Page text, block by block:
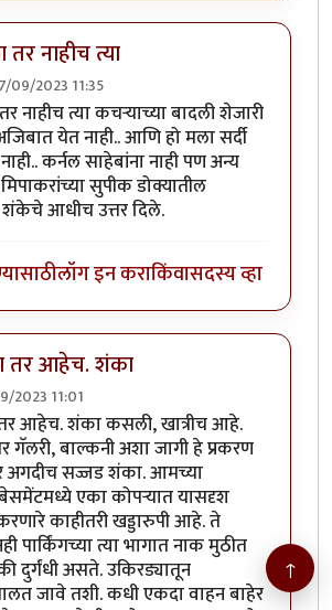
नाहीच त्या
09/2023 11:35
एक प्रश्न - ह्या प्रोसेसमध्ये कुजका वास येतो का ?
नाहीच त्या कचऱ्याच्या बादली शेजारी
येत नाही.. आणि हो मला सर्दी
कर्नल साहेबांना नाही पण अन्य
सुपीक डोक्यातील
शंकेचे आधीच उत्तर दिले.
लॉग इन कराकिंवासदस्य व्हा
तर आहेच. शंका
2023 11:01
आहेच. शंका कसली, खात्रीच आहे.
बाल्कनी अशा जागी हे प्रकरण
सज्जड शंका. आमच्या
बेसमेंटमध्ये एका कोपऱ्यात यासदृश
काहीतरी खड्डारुपी आहे. ते
त्या भागात नाक मुठीत
दुर्गंधी असते. उकिरड्यातून
जावे तशी. कधी एकदा वाहन बाहेर
↑